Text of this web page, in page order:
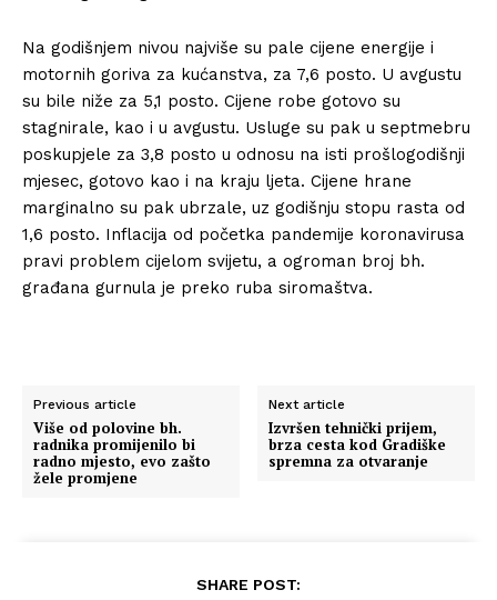
Na godišnjem nivou najviše su pale cijene energije i
motornih goriva za kućanstva, za 7,6 posto. U avgustu
su bile niže za 5,1 posto. Cijene robe gotovo su
stagnirale, kao i u avgustu. Usluge su pak u septmebru
poskupjele za 3,8 posto u odnosu na isti prošlogodišnji
mjesec, gotovo kao i na kraju ljeta. Cijene hrane
marginalno su pak ubrzale, uz godišnju stopu rasta od
1,6 posto. Inflacija od početka pandemije koronavirusa
pravi problem cijelom svijetu, a ogroman broj bh.
građana gurnula je preko ruba siromaštva.
Previous article
Više od polovine bh.
radnika promijenilo bi
radno mjesto, evo zašto
žele promjene
Next article
Izvršen tehnički prijem,
brza cesta kod Gradiške
spremna za otvaranje
SHARE POST: